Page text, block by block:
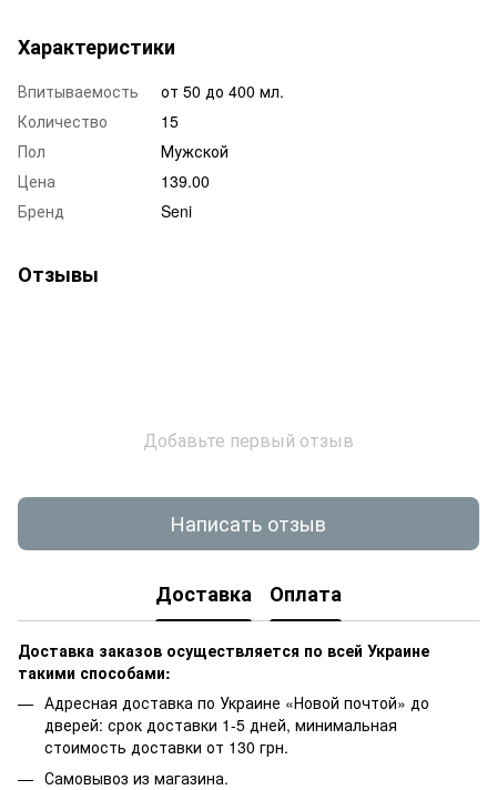
Характеристики
Впитываемость
от 50 до 400 мл.
Количество
15
Пол
Мужской
Цена
139.00
Бренд
Seni
Отзывы
Добавьте первый отзыв
Написать отзыв
Доставка Оплата
Доставка заказов осуществляется по всей Украине
такими способами:
Адресная доставка по Украине «Новой почтой» до
дверей: срок доставки 1-5 дней, минимальная
стоимость доставки от 130 грн.
Самовывоз из магазина.